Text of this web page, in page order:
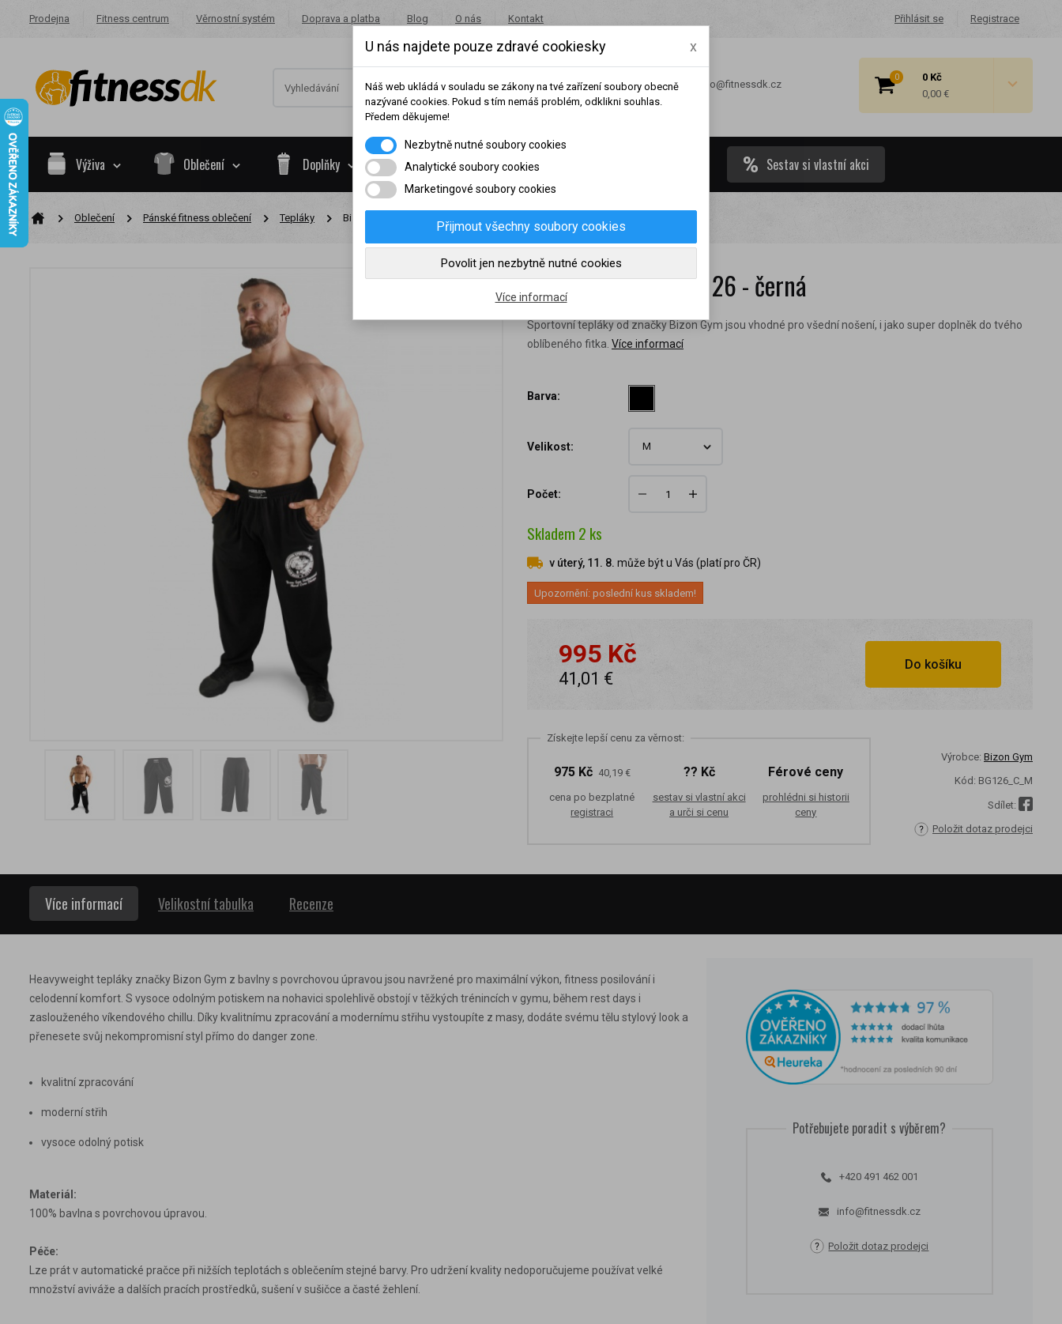
Registrace
Přihlásit se
Prodejna Fitness centrum Věrnostní systém Doprava a platba Blog O nás Kontakt
0
0 Kč
0,00 €
+420 491 462 001 info@fitnessdk.cz
Výživa Oblečení Doplňky Potraviny Akce Sestav si vlastní akci
Oblečení Pánské fitness oblečení Tepláky Bizon Gym Tepláky 126 - černá
Bizon Gym Tepláky 126 - černá
Sportovní tepláky od značky Bizon Gym jsou vhodné pro všední nošení, i jako super doplněk do tvého
oblíbeného fitka. Více informací
Barva:
Velikost:
Počet:
Skladem 2 ks
v úterý, 11. 8. může být u Vás (platí pro ČR)
Upozornění: poslední kus skladem!
995 Kč
41,01 €
Do košíku
Získejte lepší cenu za věrnost:
975 Kč 40,19 €
cena po bezplatné
registraci
?? Kč
sestav si vlastní akci
a urči si cenu
Férové ceny
prohlédni si historii
ceny
Výrobce: Bizon Gym
Kód: BG126_C_M
Sdílet:
Položit dotaz prodejci
Více informací Velikostní tabulka Recenze
Heavyweight tepláky značky Bizon Gym z bavlny s povrchovou úpravou jsou navržené pro maximální výkon, fitness posilování i
celodenní komfort. S vysoce odolným potiskem na nohavici spolehlivě obstojí v těžkých trénincích v gymu, během rest days i
zaslouženého víkendového chillu. Díky kvalitnímu zpracování a modernímu střihu vystoupíte z masy, dodáte svému tělu stylový look a
přenesete svůj nekompromisní styl přímo do danger zone.
kvalitní zpracování
moderní střih
vysoce odolný potisk
Materiál:
100% bavlna s povrchovou úpravou.
Péče:
Lze prát v automatické pračce při nižších teplotách s oblečením stejné barvy. Pro udržení kvality nedoporučujeme používat velké
množství aviváže a dalších pracích prostředků, sušení v sušičce a časté žehlení.
Potřebujete poradit s výběrem?
+420 491 462 001
info@fitnessdk.cz
Položit dotaz prodejci
U nás najdete pouze zdravé cookiesky x
Náš web ukládá v souladu se zákony na tvé zařízení soubory obecně
nazývané cookies. Pokud s tím nemáš problém, odklikni souhlas.
Předem děkujeme!
Nezbytně nutné soubory cookies
Analytické soubory cookies
Marketingové soubory cookies
Přijmout všechny soubory cookies
Povolit jen nezbytně nutné cookies
Více informací